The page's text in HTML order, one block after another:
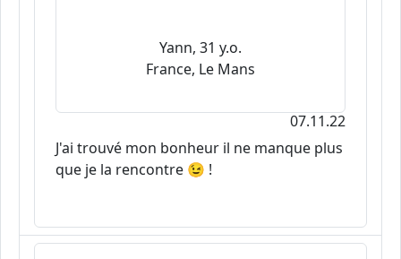
Yann, 31 y.o.
France, Le Mans
07.11.22
J'ai trouvé mon bonheur il ne manque plus
que je la rencontre 😉 !